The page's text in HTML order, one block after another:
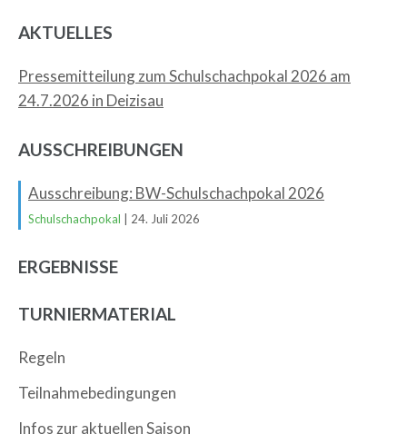
AKTUELLES
Pressemitteilung zum Schulschachpokal 2026 am
24.7.2026 in Deizisau
AUSSCHREIBUNGEN
Ausschreibung: BW-Schulschachpokal 2026
Schulschachpokal | 24. Juli 2026
ERGEBNISSE
TURNIERMATERIAL
Regeln
Teilnahmebedingungen
Infos zur aktuellen Saison